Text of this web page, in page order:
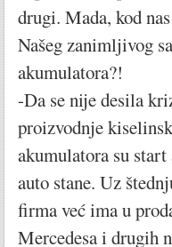
drugi. Mada, kod
Našeg zanimljivog
akumulatora?!
-Da se nije desila
proizvodnje
akumulatora su
auto stane. Uz
firma već ima u
Mercedesa i drugih